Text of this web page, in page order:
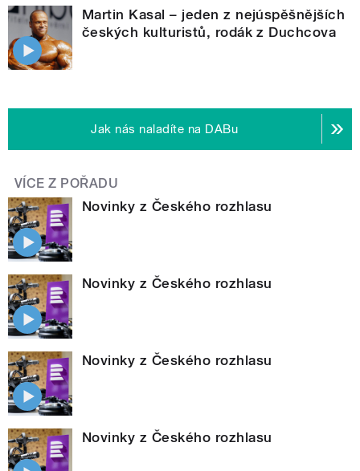
Martin Kasal – jeden z nejúspěšnějších
českých kulturistů, rodák z Duchcova
Jak nás naladíte na DABu
VÍCE Z POŘADU
Novinky z Českého rozhlasu
Novinky z Českého rozhlasu
Novinky z Českého rozhlasu
Novinky z Českého rozhlasu